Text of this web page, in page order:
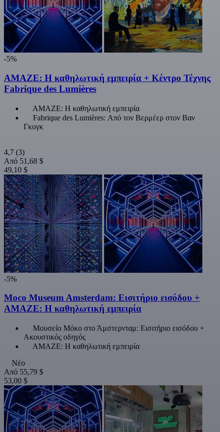
-5%
AMAZE: Η καθηλωτική εμπειρία + Κέντρο Τέχνης
Fabrique des Lumières
AMAZE: Η καθηλωτική εμπειρία
Fabrique des Lumières: Από τον Βερμέερ στον Βαν
Γκογκ
4,7 (3)
Από 51,68 $
49,10 $
-5%
Moco Museum Amsterdam: Εισιτήριο εισόδου +
AMAZE: Η καθηλωτική εμπειρία
Μουσείο Μόκο στο Άμστερνταμ: Εισιτήριο εισόδου +
Ακουστικός οδηγός
AMAZE: Η καθηλωτική εμπειρία
Νέο
Από 55,79 $
53,00 $